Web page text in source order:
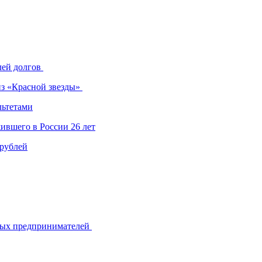
долгов
«Красной звезды»
в России 26 лет
предпринимателей